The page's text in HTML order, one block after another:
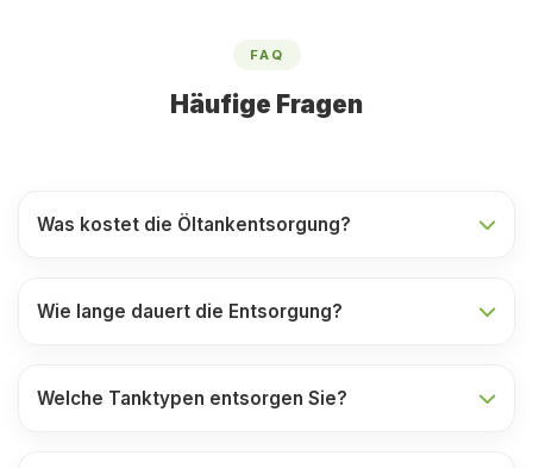
FAQ
Häufige Fragen
Was kostet die Öltankentsorgung?
Wie lange dauert die Entsorgung?
Welche Tanktypen entsorgen Sie?